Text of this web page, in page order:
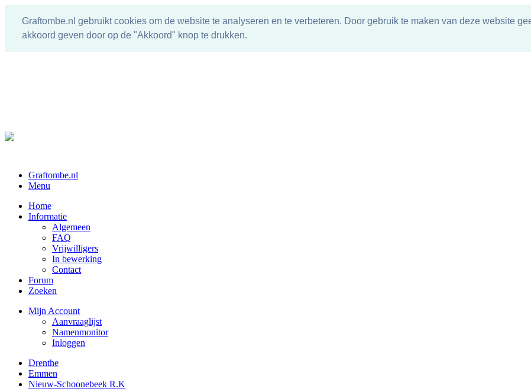
Graftombe.nl gebruikt cookies om de website te analyseren en te verbeteren. Door gebruik te maken van deze website
akkoord geven door op de "Akkoord" knop te drukken.
Graftombe.nl
Menu
Home
Informatie
Algemeen
FAQ
Vrijwilligers
In bewerking
Contact
Forum
Zoeken
Mijn Account
Aanvraaglijst
Namenmonitor
Inloggen
Drenthe
Emmen
Nieuw-Schoonebeek R.K